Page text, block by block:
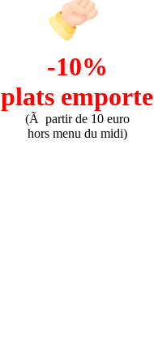
-10%
plats emporte
(Ã partir de 10 euro
hors menu du midi)